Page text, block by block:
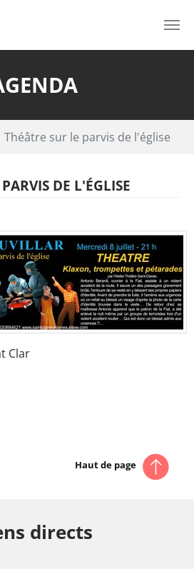
Théâtre sur le parvis de l'église
DE L'ÉGLISE
Clar
Haut de page
directs